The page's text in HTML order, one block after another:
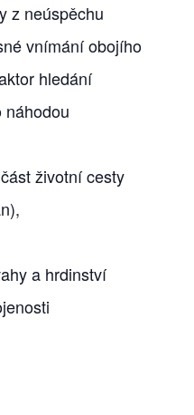
z neúspěchu
vnímání obojího
hledání
životní cesty
a hrdinství